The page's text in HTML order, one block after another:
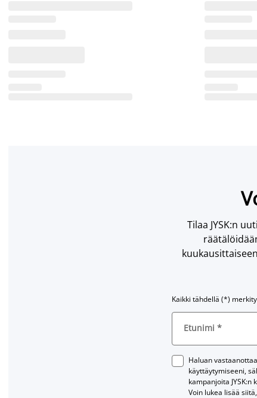
Tilaa JYSK:n
Kaikki tähdellä (*)
Etunimi *
Haluan
käyttäytymiseeni,
kampanjoita
Voin lukea lisää